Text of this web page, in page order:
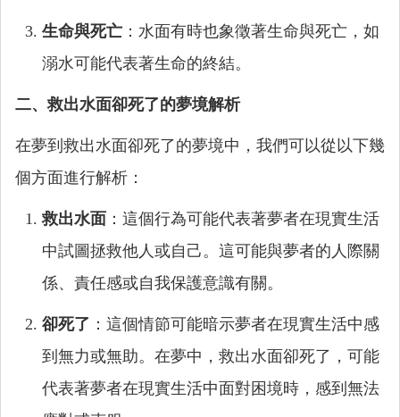
生命與死亡 ：水面有時也象徵著生命與死亡，如
溺水可能代表著生命的終結。
二、救出水面卻死了的夢境解析
在夢到救出水面卻死了的夢境中，我們可以從以下幾
個方面進行解析：
救出水面 ：這個行為可能代表著夢者在現實生活
中試圖拯救他人或自己。這可能與夢者的人際關
係、責任感或自我保護意識有關。
卻死了 ：這個情節可能暗示夢者在現實生活中感
到無力或無助。在夢中，救出水面卻死了，可能
代表著夢者在現實生活中面對困境時，感到無法